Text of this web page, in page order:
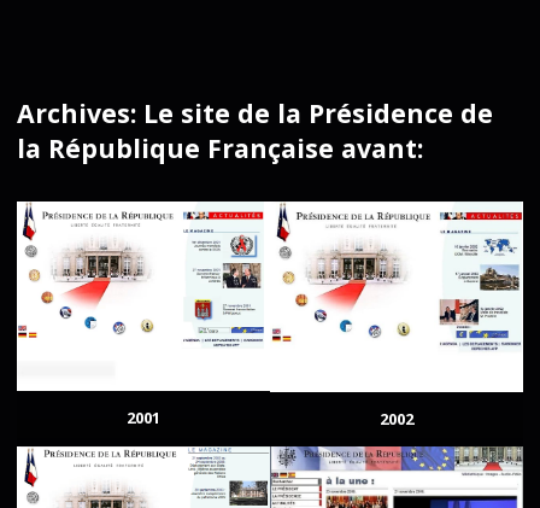
Archives: Le site de la Présidence de
la République Française avant:
2001 2002